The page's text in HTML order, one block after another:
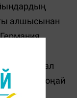
алшысынан
Германия
тас қамал
айту оңай